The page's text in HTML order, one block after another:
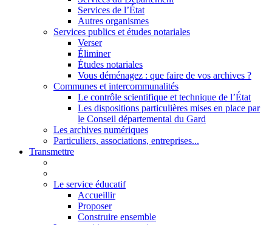
Services de l’État
Autres organismes
Services publics et études notariales
Verser
Éliminer
Études notariales
Vous déménagez : que faire de vos archives ?
Communes et intercommunalités
Le contrôle scientifique et technique de l’État
Les dispositions particulières mises en place par
le Conseil départemental du Gard
Les archives numériques
Particuliers, associations, entreprises...
Transmettre
Le service éducatif
Accueillir
Proposer
Construire ensemble